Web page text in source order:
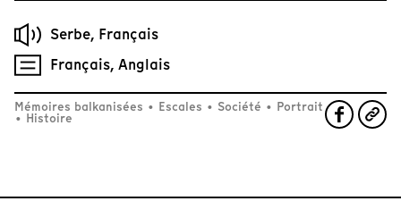
Serbe, Français
Français, Anglais
Mémoires balkanisées • Escales • Société • Portrait
• Histoire